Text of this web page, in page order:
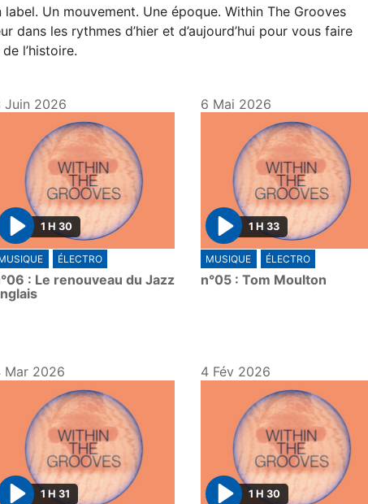
label. Un mouvement. Une époque. Within The Grooves
dans les rythmes d’hier et d’aujourd’hui pour vous faire
l’histoire.
Juin 2026
P
l
a
y
1 H 30
ÉLECTRO
: Le renouveau du Jazz
6 Mai 2026
P
l
a
1 H 33
MUSIQUE ÉLECTRO
n°05 : Tom Moulton
Mar 2026
1 H 31
4 Fév 2026
1 H 30